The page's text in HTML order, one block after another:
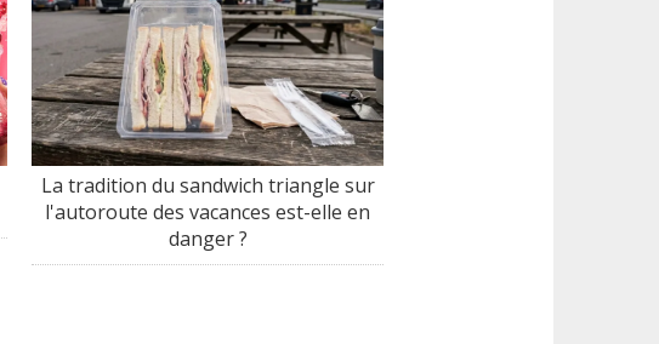
La tradition du sandwich triangle sur
l'autoroute des vacances est-elle en
danger ?